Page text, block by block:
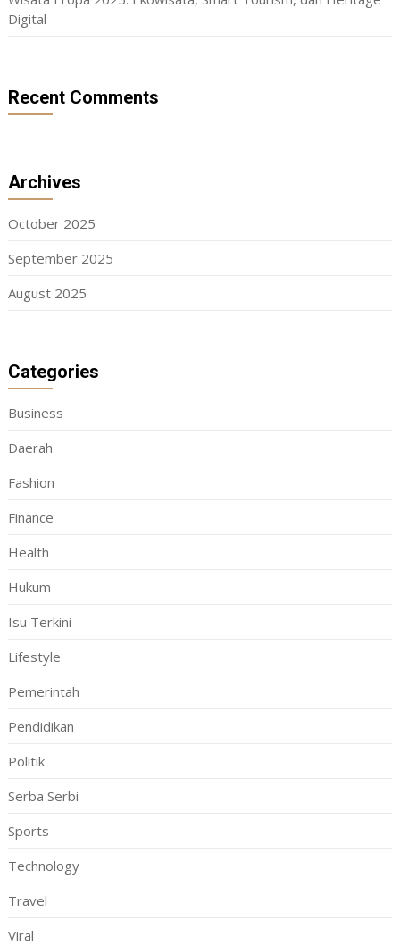
Digital
Recent Comments
Archives
October 2025
September 2025
August 2025
Categories
Business
Daerah
Fashion
Finance
Health
Hukum
Isu Terkini
Lifestyle
Pemerintah
Pendidikan
Politik
Serba Serbi
Sports
Technology
Travel
Viral